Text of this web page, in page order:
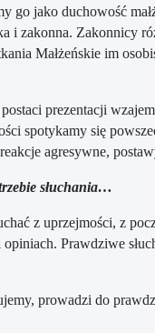
go jako duchowość
i zakonna.
Małżeńskie im
prezentacji
spotykamy się
agresywne,
słuchania…
z uprzejmości, z
Prawdziwe
prowadzi do